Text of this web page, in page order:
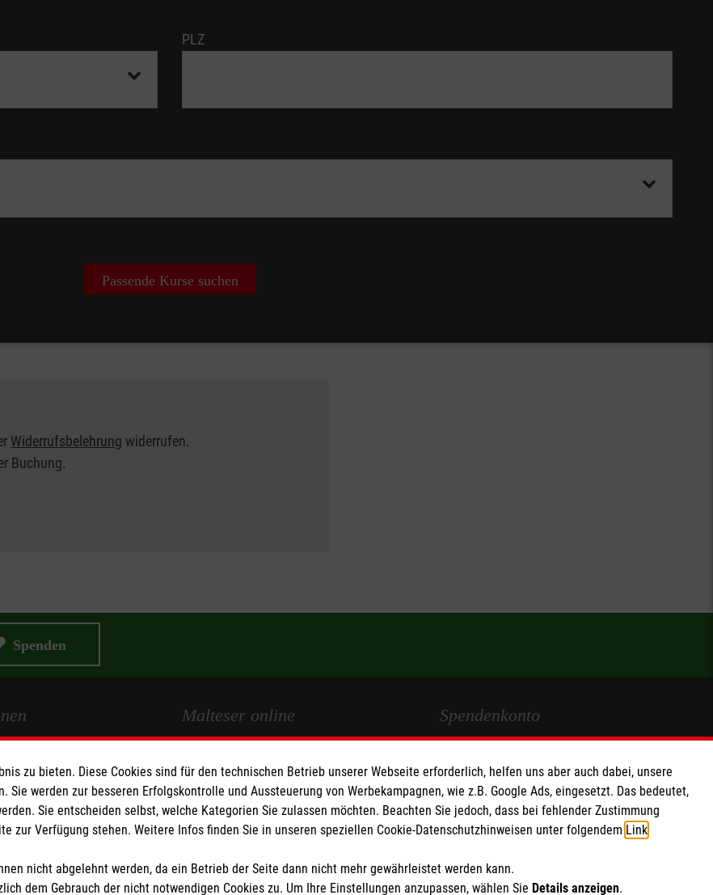
PLZ
Passende Kurse suchen
Widerrufsbelehrung widerrufen.
Buchung.
Spenden
Malteser online
Malteser Jugend
Malteser International
Sharepoint
Spendenkonto
IBAN: DE90 6005 0101 0001 2706 88
BIC: SOLADEST600
zu bieten. Diese Cookies sind für den technischen Betrieb unserer Webseite erforderlich, helfen uns aber auch dabei, unsere
werden zur besseren Erfolgskontrolle und Aussteuerung von Werbekampagnen, wie z.B. Google Ads, eingesetzt. Das bedeutet,
Sie entscheiden selbst, welche Kategorien Sie zulassen möchten. Beachten Sie jedoch, dass bei fehlender Zustimmung
zur Verfügung stehen. Weitere Infos finden Sie in unseren speziellen Cookie-Datenschutzhinweisen unter folgendem Link
nicht abgelehnt werden, da ein Betrieb der Seite dann nicht mehr gewährleistet werden kann.
dem Gebrauch der nicht notwendigen Cookies zu. Um Ihre Einstellungen anzupassen, wählen Sie Details anzeigen.